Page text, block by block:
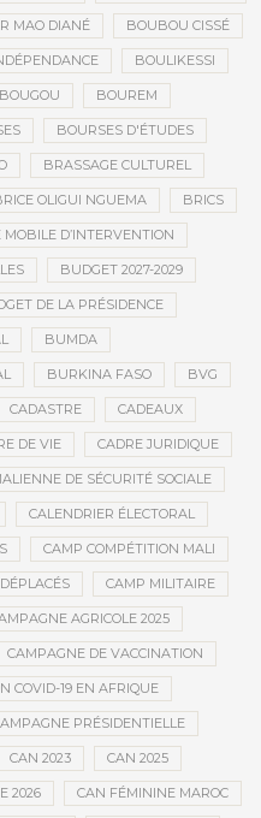
MAO DIANÉ BOUBOU CISSÉ
BOULIKESSI
BOUREM
BOURSES D'ÉTUDES
BRASSAGE CULTUREL
OLIGUI NGUEMA BRICS
MOBILE D’INTERVENTION
BUDGET 2027-2029
DE LA PRÉSIDENCE
BUMDA
BURKINA FASO BVG
CADASTRE CADEAUX
DE VIE CADRE JURIDIQUE
DE SÉCURITÉ SOCIALE
CALENDRIER ÉLECTORAL
CAMP COMPÉTITION MALI
CAMP MILITAIRE
AGRICOLE 2025
CAMPAGNE DE VACCINATION
COVID-19 EN AFRIQUE
PRÉSIDENTIELLE
CAN 2023 CAN 2025
2026 CAN FÉMININE MAROC